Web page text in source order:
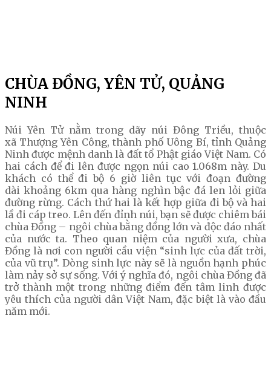
CHÙA ĐỒNG, YÊN TỬ, QUẢNG
NINH
Núi Yên Tử nằm trong dãy núi Đông Triều, thuộc
xã Thượng Yên Công, thành phố Uông Bí, tỉnh Quảng
Ninh được mệnh danh là đất tổ Phật giáo Việt Nam. Có
hai cách để đi lên được ngọn núi cao 1.068m này. Du
khách có thể đi bộ 6 giờ liên tục với đoạn đường
dài khoảng 6km qua hàng nghìn bậc đá len lỏi giữa
đường rừng. Cách thứ hai là kết hợp giữa đi bộ và hai
lầ đi cáp treo. Lên đến đỉnh núi, bạn sẽ được chiêm bái
chùa Đồng – ngôi chùa bằng đồng lớn và độc đáo nhất
của nước ta. Theo quan niệm của người xưa, chùa
Đồng là nơi con người cầu viện “sinh lực của đất trời,
của vũ trụ”. Dòng sinh lực này sẽ là nguồn hạnh phúc
làm nảy sở sự sống. Với ý nghĩa đó, ngôi chùa Đồng đã
trở thành một trong những điểm đến tâm linh được
yêu thích của người dân Việt Nam, đặc biệt là vào đầu
năm mới.